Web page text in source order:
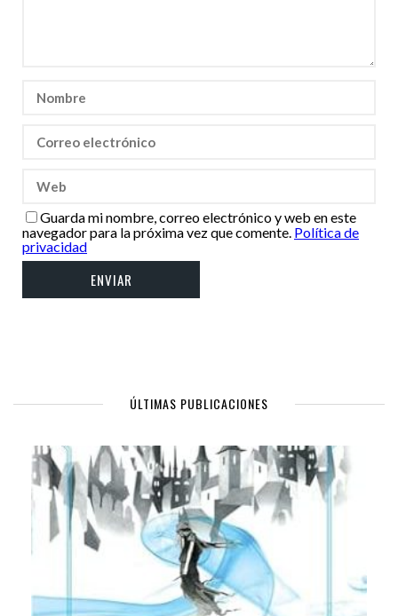
Guarda mi nombre, correo electrónico y web en este
navegador para la próxima vez que comente. Política de
privacidad
ÚLTIMAS PUBLICACIONES